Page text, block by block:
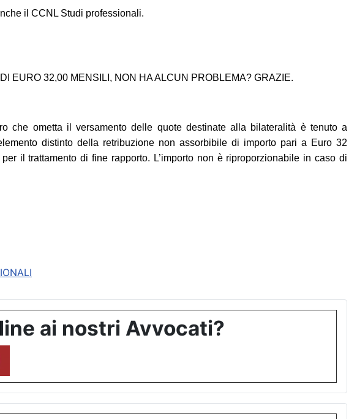
il CCNL Studi professionali.
EURO 32,00 MENSILI, NON HA ALCUN PROBLEMA? GRAZIE.
che ometta il versamento delle quote destinate alla bilateralità è tenuto a
distinto della retribuzione non assorbibile di importo pari a Euro 32
il trattamento di fine rapporto. L’importo non è riproporzionabile in caso di
ai nostri Avvocati?